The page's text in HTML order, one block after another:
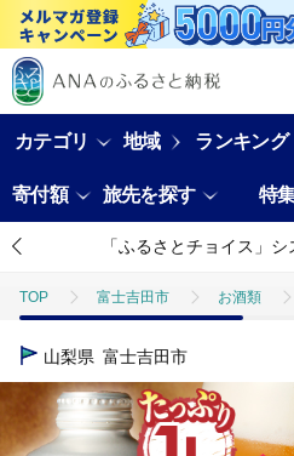
カテゴリ 地域 ランキング
寄付額 旅先を探す 特
「ふるさとチョイス」
TOP 富士吉田市 お酒類
TOP
酒 ビール 富士
山梨県 富士吉田市